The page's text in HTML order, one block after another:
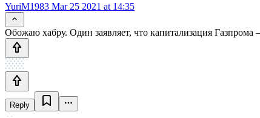
YuriM1983 Mar 25 2021 at 14:35
Обожаю хабру. Один заявляет, что капитализация
Reply